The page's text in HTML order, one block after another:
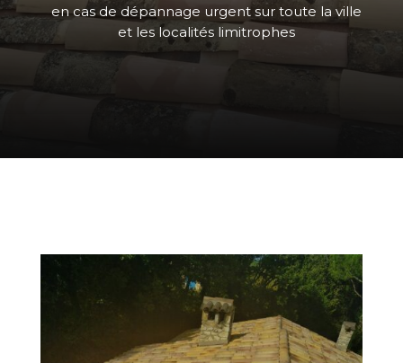
en cas de dépannage urgent sur toute la ville
et les localités limitrophes